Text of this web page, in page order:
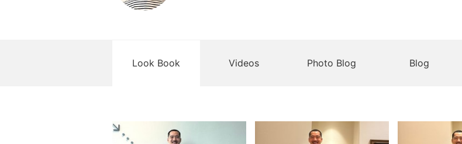
Look Book Videos Photo Blog Blog